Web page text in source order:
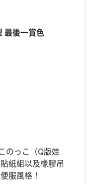
最後一賞色
のっこ（Q版娃
紙組以及橡膠吊
服風格！